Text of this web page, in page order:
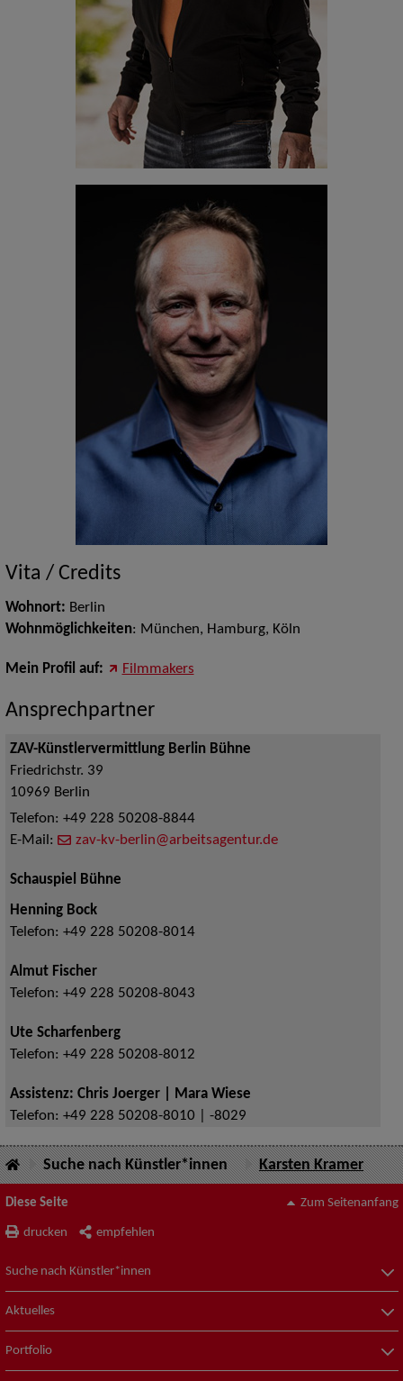
Vita / Credits
Wohnort: Berlin
Wohnmöglichkeiten: München, Hamburg, Köln
Mein Profil auf: Filmmakers
Ansprechpartner
ZAV-Künstlervermittlung Berlin Bühne
Friedrichstr. 39
10969 Berlin
Telefon: +49 228 50208-8844
E-Mail:
zav-kv-berlin@arbeitsagentur.de
Schauspiel Bühne
Henning Bock
Telefon: +49 228 50208-8014
Almut Fischer
Telefon: +49 228 50208-8043
Ute Scharfenberg
Telefon: +49 228 50208-8012
Assistenz: Chris Joerger | Mara Wiese
Telefon: +49 228 50208-8010 | -8029
Suche nach Künstler*innen Karsten Kramer
Diese Seite
drucken empfehlen
Zum Seitenanfang
Suche nach Künstler*innen
Aktuelles
Portfolio